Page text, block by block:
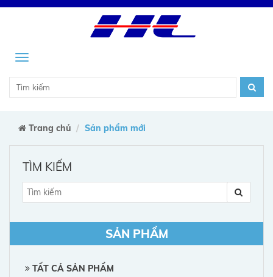
Menu
Trang chủ Sản phẩm mới
TÌM KIẾM
SẢN PHẨM
TẤT CẢ SẢN PHẨM